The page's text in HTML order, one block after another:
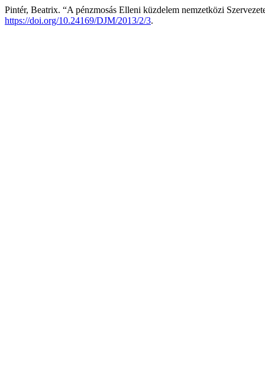
Pintér, Beatrix. “A pénzmosás Elleni küzdelem nemzetközi
https://doi.org/10.24169/DJM/2013/2/3.